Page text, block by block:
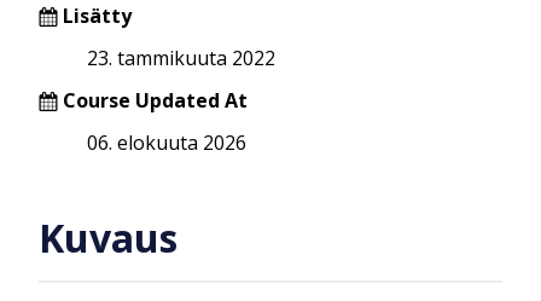
Lisätty
23. tammikuuta 2022
Course Updated At
06. elokuuta 2026
Kuvaus